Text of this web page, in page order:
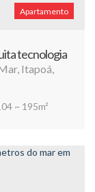
Apartamento
tecnologia
, Itapoá,
~ 195m²